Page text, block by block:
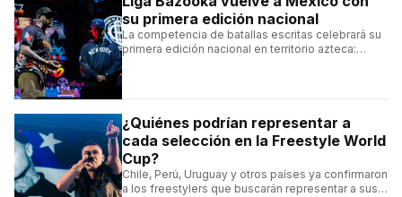
su primera edición nacional
La competencia de batallas escritas celebrará su
primera edición nacional en territorio azteca:
¿Quiénes podrían representar a
cada selección en la Freestyle World
Cup?
Chile, Perú, Uruguay y otros países ya confirmaron
a los freestylers que buscarán representar a sus